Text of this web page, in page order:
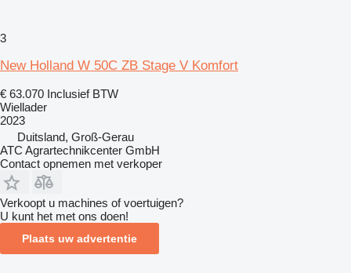
3
New Holland W 50C ZB Stage V Komfort
€ 63.070 Inclusief BTW
Wiellader
2023
Duitsland, Groß-Gerau
ATC Agrartechnikcenter GmbH
Contact opnemen met verkoper
Verkoopt u machines of voertuigen?
U kunt het met ons doen!
Plaats uw advertentie